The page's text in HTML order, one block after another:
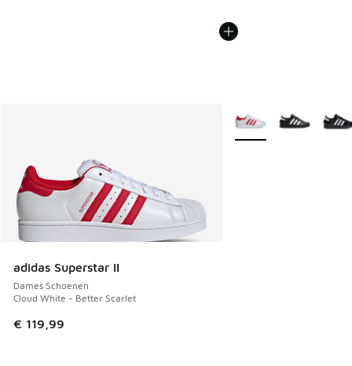
adidas Superstar II
Dames Schoenen
Cloud White - Better Scarlet
€ 119,99
Meer kleuren